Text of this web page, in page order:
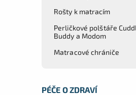
Rošty k matracím
Perličkové polštáře
Buddy a Modom
Matracové chrániče
PÉČE O ZDRAVÍ